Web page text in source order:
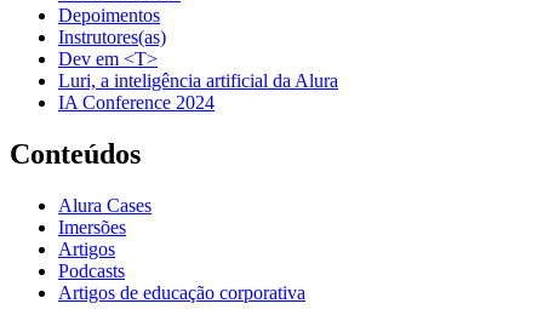
Depoimentos
Instrutores(as)
Dev em <T>
Luri, a inteligência artificial da Alura
IA Conference 2024
Conteúdos
Alura Cases
Imersões
Artigos
Podcasts
Artigos de educação corporativa